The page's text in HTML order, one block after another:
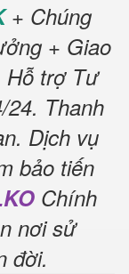
+ Chúng
+ Giao
Hỗ trợ Tư
24. Thanh
Dịch vụ
bảo tiến
Chính
nơi sử
đời.